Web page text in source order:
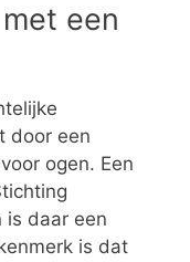
een
door een
ogen. Een
is daar een
is dat